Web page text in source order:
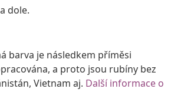
dole.
barva je následkem příměsi
a proto jsou rubíny bez
Vietnam aj. Další informace o